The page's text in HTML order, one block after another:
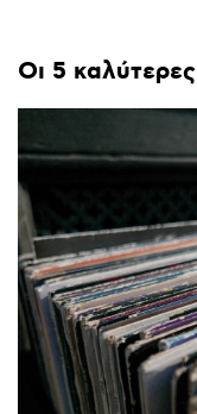
Οι 5 καλύτερες